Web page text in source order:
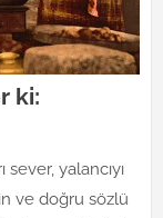
ki:
yalancıyı
ve doğru sözlü